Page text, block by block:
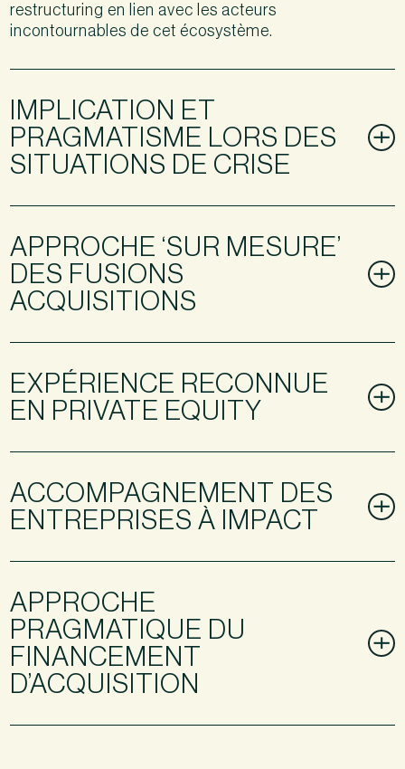
restructuring en lien avec les acteurs
incontournables de cet écosystème.
IMPLICATION ET
PRAGMATISME LORS DES
SITUATIONS DE CRISE
APPROCHE ‘SUR MESURE’
DES FUSIONS
ACQUISITIONS
EXPÉRIENCE RECONNUE
EN PRIVATE EQUITY
ACCOMPAGNEMENT DES
ENTREPRISES À IMPACT
APPROCHE
PRAGMATIQUE DU
FINANCEMENT
D’ACQUISITION